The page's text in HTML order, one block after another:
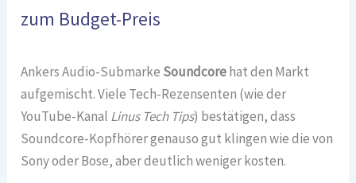
zum Budget-Preis
Ankers Audio-Submarke Soundcorehat den Markt
aufgemischt. Viele Tech-Rezensenten (wie der
YouTube-Kanal Linus Tech Tips) bestätigen, dass
Soundcore-Kopfhörer genauso gut klingen wie die von
Sony oder Bose, aber deutlich weniger kosten.